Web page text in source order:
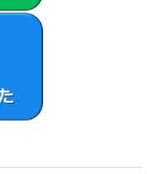
トウェアの一部が、
ア、対象外ソフトウ
使用に関する次の各
いいます）を、収集
。VAIOは当該本情報